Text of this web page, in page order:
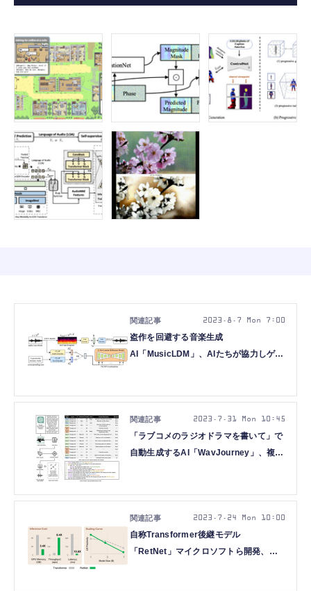
盗作を回避する音楽生成
AI「MusicLDM」、AIたちが協力しゲー
2023.8.7 Mon 7:00
「ラブコメのラジオドラマを書いて」で
自動生成するAI「WavJourney」、複数
を解説（生成AIウィークリー）
2023.7.31 Mon 10:45
自称Transformer後継モデル
「RetNet」マイクロソフトら開発、脳
2023.7.24 Mon 10:00